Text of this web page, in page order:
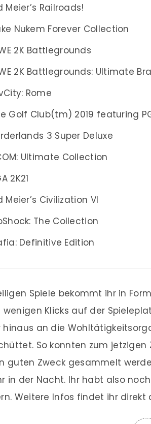
Meier’s Railroads!
Nukem Forever Collection
2K Battlegrounds
2K Battlegrounds: Ultimate
Rome
Golf Club(tm) 2019 featuring
3 Super Deluxe
Ultimate Collection
2K21
Meier’s Civilization VI
The Collection
Definitive Edition
Spiele bekommt ihr in
Klicks auf der
an die
So konnten zum jetzigen
guten Zweck gesammelt
in der Nacht. Ihr habt also
Weitere Infos findet ihr direkt